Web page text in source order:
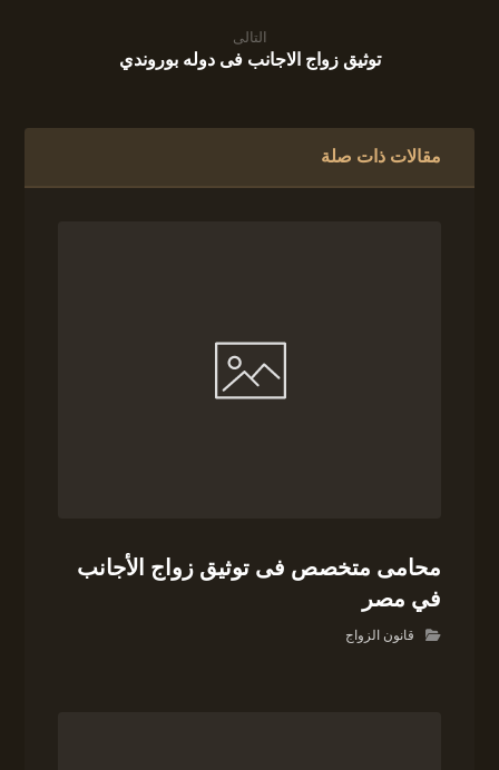
التالى
توثيق زواج الاجانب فى دوله بوروندي
مقالات ذات صلة
محامى متخصص فى توثيق زواج الأجانب
في مصر
قانون الزواج